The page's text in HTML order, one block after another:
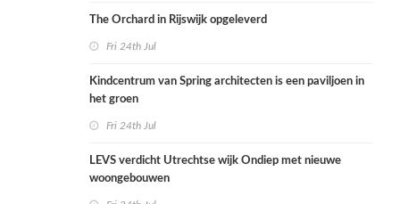
The Orchard in Rijswijk opgeleverd
Fri 24th Jul
Kindcentrum van Spring architecten is een paviljoen in
het groen
Fri 24th Jul
LEVS verdicht Utrechtse wijk Ondiep met nieuwe
woongebouwen